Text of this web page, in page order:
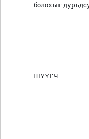
болохыг
ШҮҮГЧ